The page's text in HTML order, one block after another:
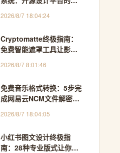
2026/8/7 18:04:24
Cryptomatte终极指南：
免费智能遮罩工具让影视
2026/8/7 8:01:46
免费音乐格式转换：5步完
成网易云NCM文件解密，
方案
2026/8/7 18:04:05
小红书图文设计终极指
南：28种专业版式让你的